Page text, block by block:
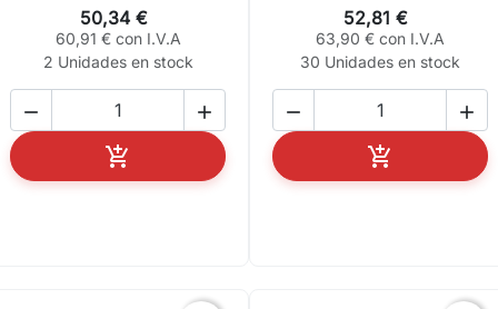
50,34 €
60,91 € con I.V.A
2 Unidades en stock
 
 AÑADIR AL CARRITO
52,81 €
63,90 € con I.V.A
30 Unidades en stock
 
 AÑADIR AL